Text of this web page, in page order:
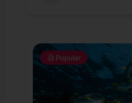
Popular